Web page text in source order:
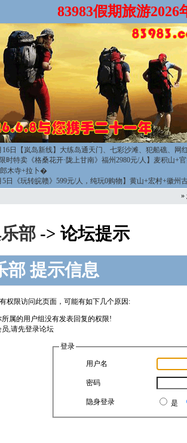
83983假期旅游
16日【岚岛新线】大练岛通天门、七彩沙滩、犯船礁、网
限时特卖《格桑花开·陇上甘南》福州2980元/人】麦积山+
木寺+拉卜�
5日《玩转皖赣》599元/人，纯玩0购物】黄山+宏村+徽州
»
部 -> 论坛提示
部 提示信息
权限访问此页面，可能有如下几个原因:
属的用户组没有发表回复的权限!
,请先登录论坛
登录
用户名
密码
隐身登录 是